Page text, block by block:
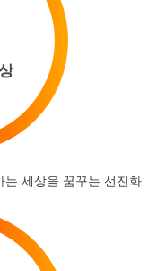
세상을 꿈꾸는 선진화